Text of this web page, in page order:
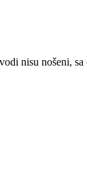
nisu nošeni,